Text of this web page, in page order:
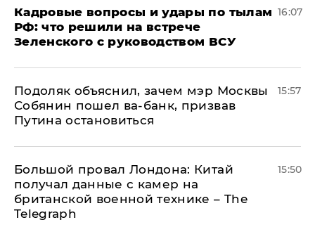
Кадровые вопросы и удары по тылам
РФ: что решили на встрече
Зеленского с руководством ВСУ
16:07
Подоляк объяснил, зачем мэр Москвы
Собянин пошел ва-банк, призвав
Путина остановиться
15:57
Большой провал Лондона: Китай
получал данные с камер на
британской военной технике – The
Telegraph
15:50